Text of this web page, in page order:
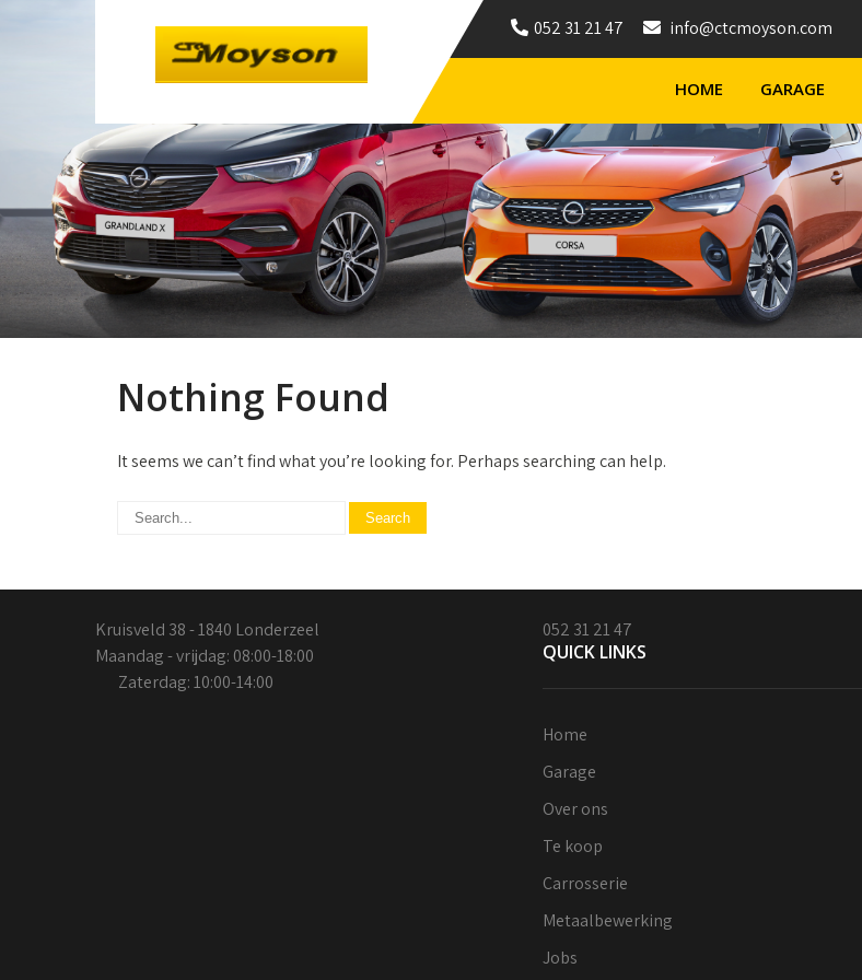
052 31 21 47 info@ctcmoyson.com
HOME GARAGE
Nothing Found
It seems we can’t find what you’re looking for. Perhaps searching can help.
Kruisveld 38 - 1840 Londerzeel
052 31 21 47
Maandag - vrijdag: 08:00-18:00
Zaterdag: 10:00-14:00
QUICK LINKS
Home
Garage
Over ons
Te koop
Carrosserie
Metaalbewerking
Jobs